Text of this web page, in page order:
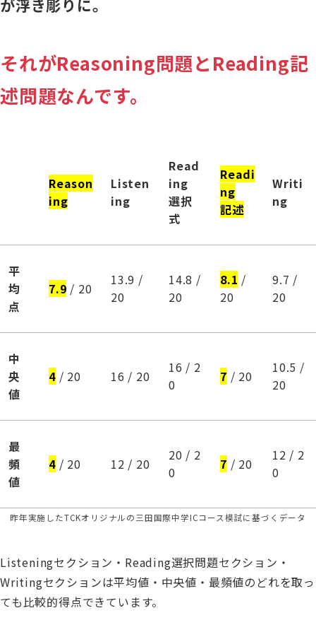
が浮き彫りに。
それがReasoning問題とReading記
述問題なんです。
Reason
ing
Listen
ing
Read
ing
選択
式
Readi
ng
記述
Writi
ng
平
均
点
7.9 / 20
13.9 /
20
14.8 /
20
8.1 /
20
9.7 /
20
中
央
値
4/ 20 16 / 20
16 / 2
0
7 / 20
10.5 /
20
最
頻
値
4/ 20 12 / 20
20 / 2
0
7 / 20
12 / 2
0
昨年実施したTCKオリジナルの三田国際中学ICコース模試に基づくデータ
Listeningセクション・Reading選択問題セクション・
Writingセクションは平均値・中央値・最頻値のどれを取っ
ても比較的得点できています。